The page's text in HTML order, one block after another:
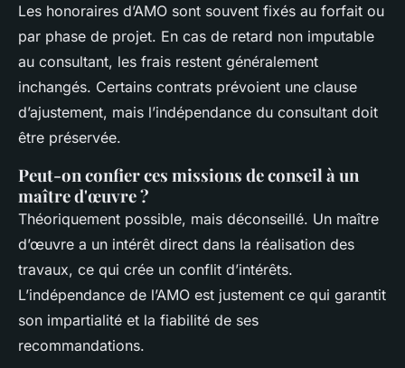
Les honoraires d’AMO sont souvent fixés au forfait ou
par phase de projet. En cas de retard non imputable
au consultant, les frais restent généralement
inchangés. Certains contrats prévoient une clause
d’ajustement, mais l’indépendance du consultant doit
être préservée.
Peut-on confier ces missions de conseil à un
maître d'œuvre ?
Théoriquement possible, mais déconseillé. Un maître
d’œuvre a un intérêt direct dans la réalisation des
travaux, ce qui crée un conflit d’intérêts.
L’indépendance de l’AMO est justement ce qui garantit
son impartialité et la fiabilité de ses
recommandations.